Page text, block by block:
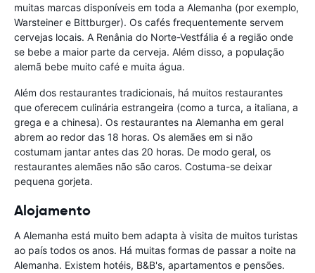
muitas marcas disponíveis em toda a Alemanha (por exemplo,
Warsteiner e Bittburger). Os cafés frequentemente servem
cervejas locais. A Renânia do Norte-Vestfália é a região onde
se bebe a maior parte da cerveja. Além disso, a população
alemã bebe muito café e muita água.
Além dos restaurantes tradicionais, há muitos restaurantes
que oferecem culinária estrangeira (como a turca, a italiana, a
grega e a chinesa). Os restaurantes na Alemanha em geral
abrem ao redor das 18 horas. Os alemães em si não
costumam jantar antes das 20 horas. De modo geral, os
restaurantes alemães não são caros. Costuma-se deixar
pequena gorjeta.
Alojamento
A Alemanha está muito bem adapta à visita de muitos turistas
ao país todos os anos. Há muitas formas de passar a noite na
Alemanha. Existem hotéis, B&B's, apartamentos e pensões.